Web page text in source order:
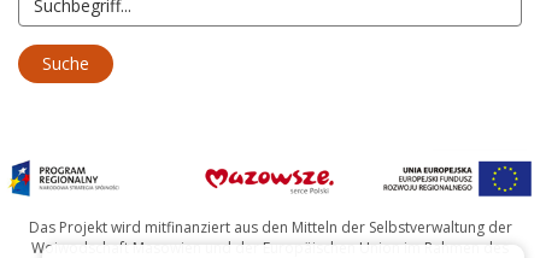
Das Projekt wird mitfinanziert aus den Mitteln der Selbstverwaltung der
Woiwodschaft Masowien und der Europäischen Union im Rahmen des